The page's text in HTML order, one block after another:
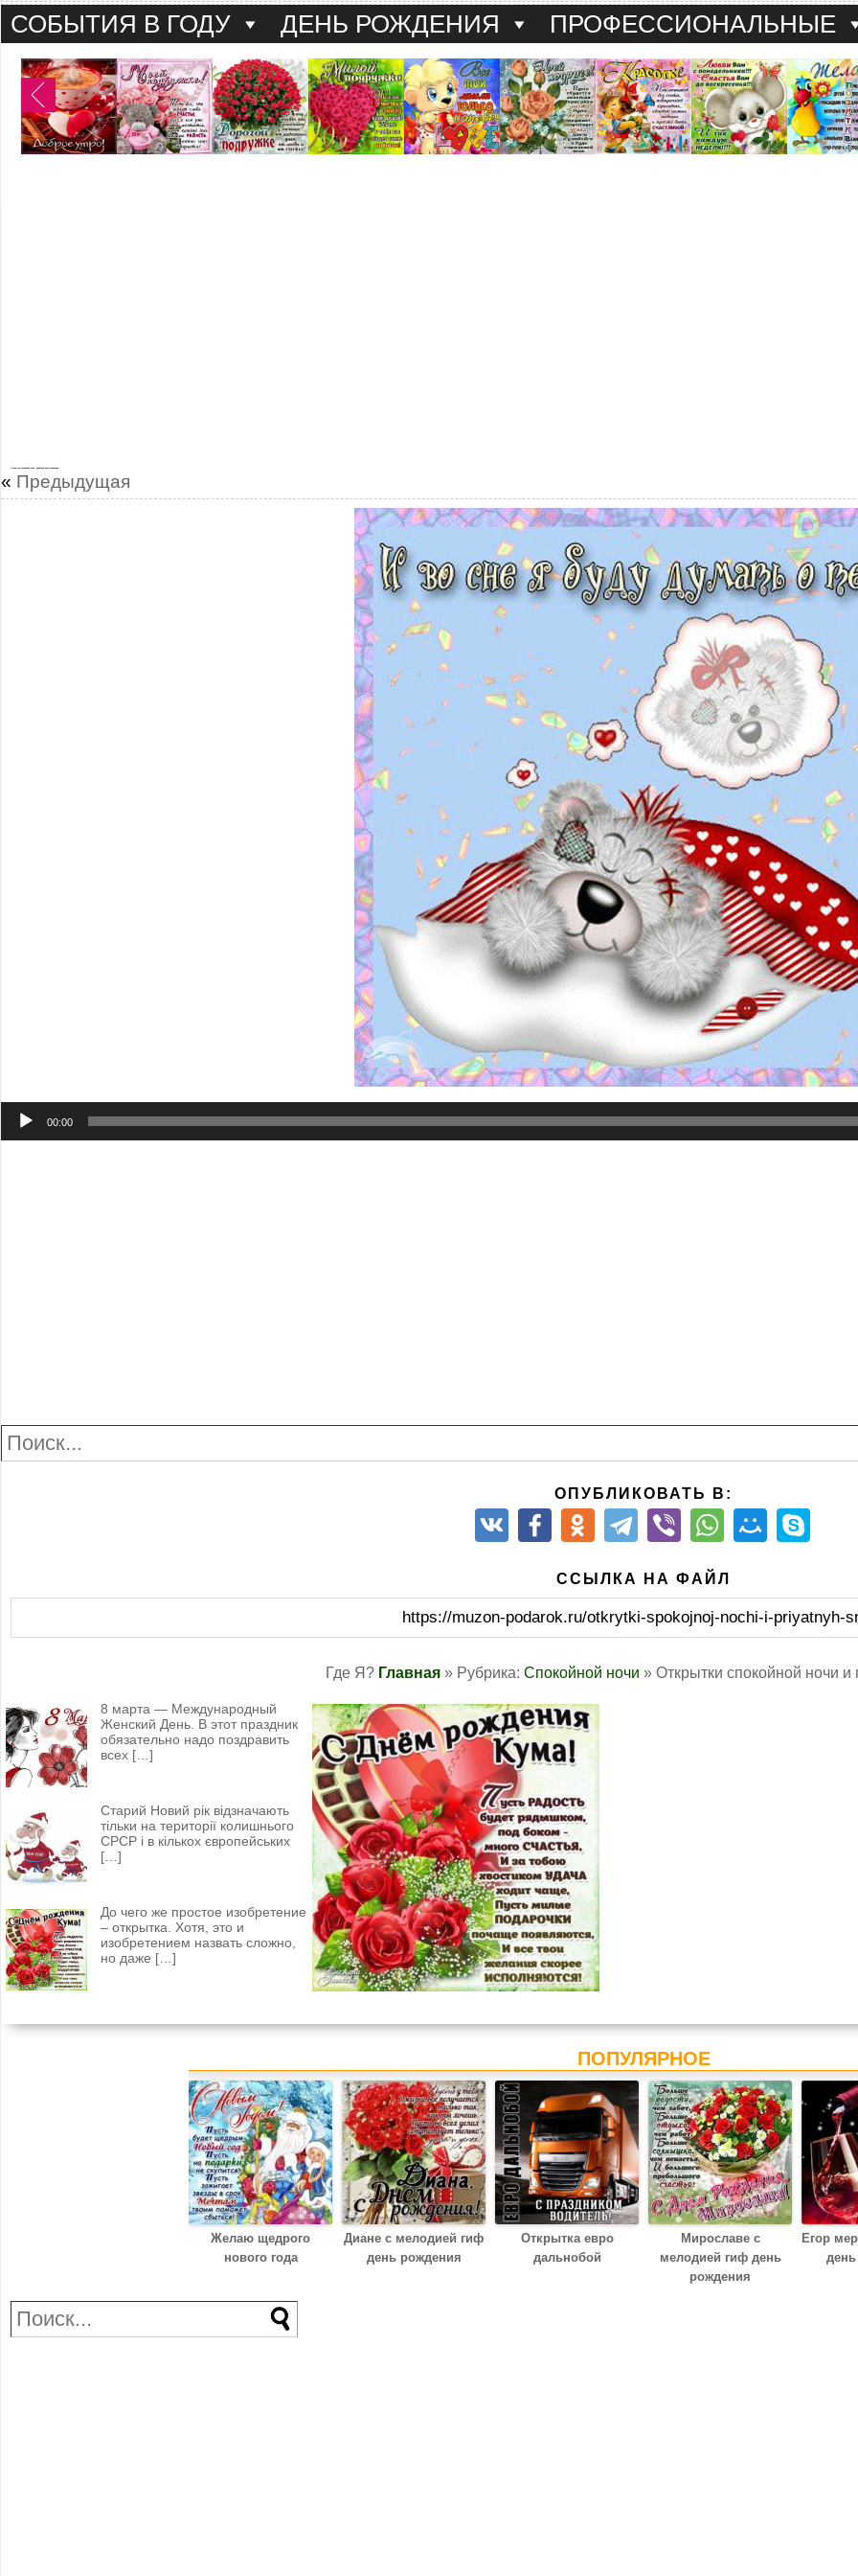
СОБЫТИЯ В ГОДУ ДЕНЬ РОЖДЕНИЯ ПРОФЕССИОНАЛЬНЫЕ
« Предыдущая
Аудиоплеер
00:00
ОПУБЛИКОВАТЬ В:
ССЫЛКА НА ФАЙЛ
https://muzon-podarok.ru/otkrytki-spokojnoj-nochi-i-priyatnyh-
Где Я? Главная » Рубрика: Спокойной ночи » Открытки спокойной ночи и
8 марта — Международный
Женский День. В этот праздник
обязательно надо поздравить
всех […]
Старий Новий рік відзначають
тільки на території колишнього
СРСР і в кількох європейських
[…]
До чего же простое изобретение
– открытка. Хотя, это и
изобретением назвать сложно,
но даже […]
ПОПУЛЯРНОЕ
Желаю щедрого
нового года
Диане с мелодией гиф
день рождения
Открытка евро
дальнобой
Мирославе с
мелодией гиф день
рождения
Егор